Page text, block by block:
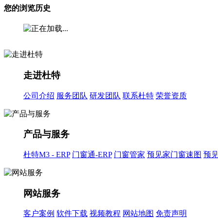
您的浏览历史
走进杜特
公司介绍 服务团队 研发团队 联系杜特 荣誉资质
产品与服务
杜特M3 - ERP 门窗通-ERP 门窗管家 预见家门窗速图 预
网站服务
客户案例 软件下载 视频教程 网站地图 免责声明